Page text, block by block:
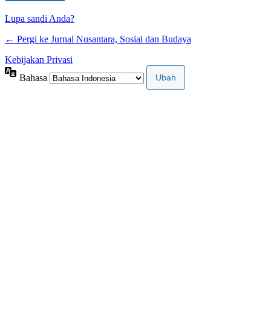
Lupa sandi Anda?
← Pergi ke Jurnal Nusantara, Sosial dan Budaya
Kebijakan Privasi
Bahasa